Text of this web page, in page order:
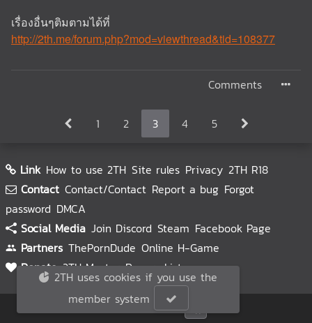
เรื่องอื่นๆติมตามได้ที่
http://2th.me/forum.php?mod=viewthread&tid=108377
Comments
1 2 3 4 5
Link How to use 2TH Site rules Privacy 2TH R18
Contact Contact/Contact Report a bug Forgot
password DMCA
Social Media Join Discord Steam Facebook Page
Partners ThePornDude Online H-Game
Donate 2TH Master Donors List
© 2TH 🥚2026
2TH uses cookies if you use the
member system